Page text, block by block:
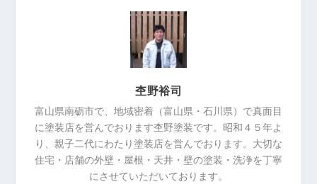
杢野裕司
富山県南砺市で、地域密着（富山県・石川県）で真面目
に塗装店を営んでおります杢野塗装です。昭和４５年よ
り、親子二代にわたり塗装店を営んでおります。大切な
住宅・店舗の外壁・屋根・天井・壁の塗装・洗浄を丁寧
にさせていただいております。